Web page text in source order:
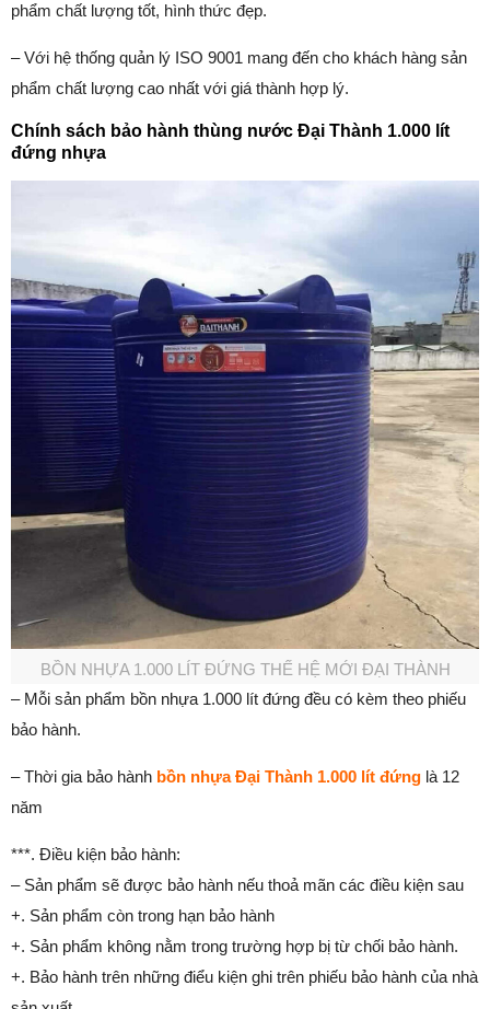
phẩm chất lượng tốt, hình thức đẹp.
– Với hệ thống quản lý ISO 9001 mang đến cho khách hàng sản
phẩm chất lượng cao nhất với giá thành hợp lý.
Chính sách bảo hành thùng nước Đại Thành 1.000 lít
đứng nhựa
BỒN NHỰA 1.000 LÍT ĐỨNG THẾ HỆ MỚI ĐẠI THÀNH
– Mỗi sản phẩm bồn nhựa 1.000 lít đứng đều có kèm theo phiếu
bảo hành.
– Thời gia bảo hành bồn nhựa Đại Thành 1.000 lít đứng là 12
năm
***. Điều kiện bảo hành:
– Sản phẩm sẽ được bảo hành nếu thoả mãn các điều kiện sau
+. Sản phẩm còn trong hạn bảo hành
+. Sản phẩm không nằm trong trường hợp bị từ chối bảo hành.
+. Bảo hành trên những điểu kiện ghi trên phiếu bảo hành của nhà